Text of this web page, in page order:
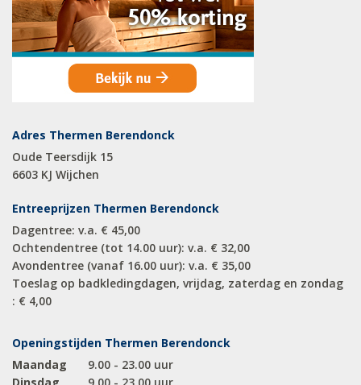
Adres Thermen Berendonck
Oude Teersdijk 15
6603 KJ Wijchen
Entreeprijzen Thermen Berendonck
Dagentree: v.a. € 45,00
Ochtendentree (tot 14.00 uur): v.a. € 32,00
Avondentree (vanaf 16.00 uur): v.a. € 35,00
Toeslag op badkledingdagen, vrijdag, zaterdag en zondag
: € 4,00
Openingstijden Thermen Berendonck
Maandag
9.00 - 23.00 uur